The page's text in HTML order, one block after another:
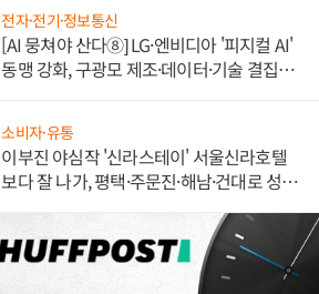
전자·전기·정보통신
[AI 뭉쳐야 산다⑧] LG·엔비디아 '피지컬 AI'
동맹 강화, 구광모 제조·데이터·기술 결집
소비자·유통
이부진 야심작 '신라스테이' 서울신라호텔
보다 잘 나가, 평택·주문진·해남·건대로 성